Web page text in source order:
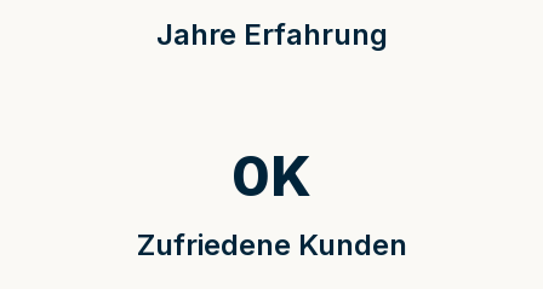
Jahre Erfahrung
Zufriedene Kunden
0K